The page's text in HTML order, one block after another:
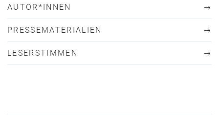
AUTOR*INNEN
PRESSEMATERIALIEN
LESERSTIMMEN